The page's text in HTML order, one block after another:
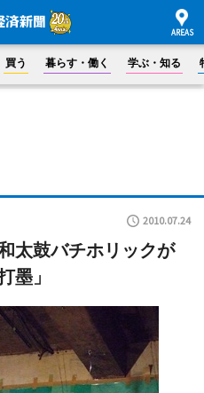
買う 暮らす・働く 学ぶ・知る
2010.07.24
太鼓バチホリックが
墨」